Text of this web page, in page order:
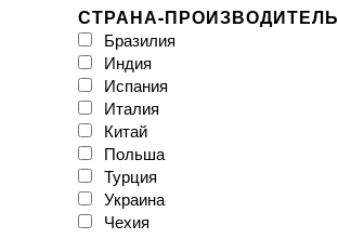
Arklam
Atlas Concorde
Atrium
Azulejos Benadresa
BESTILE
Baldocer
CAESAR
CASA CERAMICA
CERACASA CERAMICA
CERAMA MARKET
СТРАНА-ПРОИЗВОДИТЕЛЬ
Бразилия
Индия
Испания
Италия
Китай
Польша
Турция
Украина
Чехия